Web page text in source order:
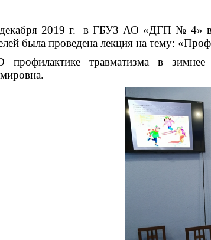
2019 г. в ГБУЗ АО «ДГП № 4» в
была проведена лекция на тему:
травматизма в зимнее